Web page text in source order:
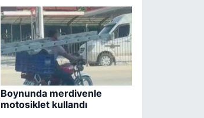
Boynunda merdivenle
motosiklet kullandı